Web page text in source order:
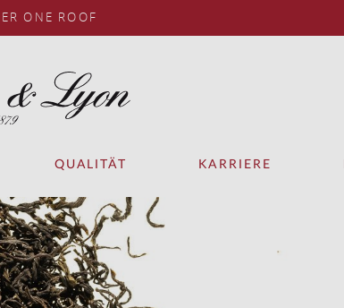
ONE ROOF
QUALITÄT KARRIERE